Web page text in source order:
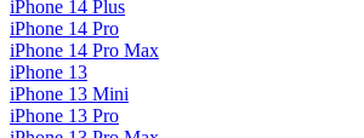
iPhone 14 Plus
iPhone 14 Pro
iPhone 14 Pro Max
iPhone 13
iPhone 13 Mini
iPhone 13 Pro